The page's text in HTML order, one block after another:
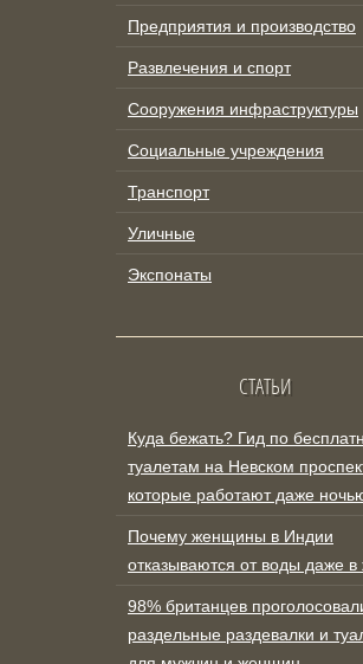
Предприятия и производство
Развлечения и спорт
Сооружения инфраструктуры
Социальные учреждения
Транспорт
Уличные
Экспонаты
СТАТЬИ
Куда бежать? Гид по
туалетам на Невском
которые работают даже
Почему женщины в Индии
отказываются от воды даже в
98% британцев
раздельные раздевалки и